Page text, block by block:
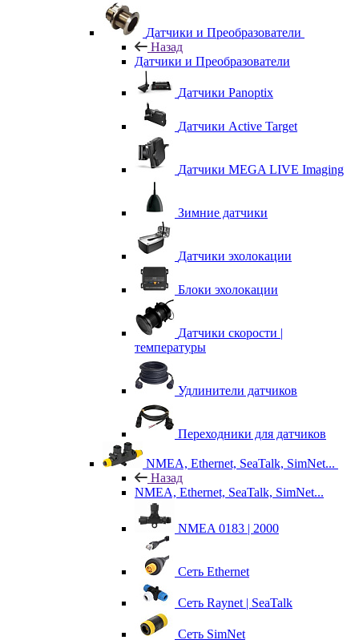
Датчики и Преобразователи
Назад
Датчики и Преобразователи
Датчики Panoptix
Датчики Active Target
Датчики MEGA LIVE Imaging
Зимние датчики
Датчики эхолокации
Блоки эхолокации
Датчики скорости |
температуры
Удлинители датчиков
Переходники для датчиков
NMEA, Ethernet, SeaTalk, SimNet...
Назад
NMEA, Ethernet, SeaTalk, SimNet...
NMEA 0183 | 2000
Сеть Ethernet
Сеть Raynet | SeaTalk
Сеть SimNet